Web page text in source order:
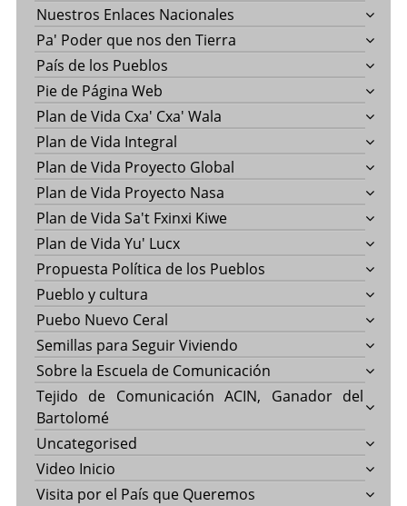
Nuestros Enlaces Nacionales
Pa' Poder que nos den Tierra
País de los Pueblos
Pie de Página Web
Plan de Vida Cxa' Cxa' Wala
Plan de Vida Integral
Plan de Vida Proyecto Global
Plan de Vida Proyecto Nasa
Plan de Vida Sa't Fxinxi Kiwe
Plan de Vida Yu' Lucx
Propuesta Política de los Pueblos
Pueblo y cultura
Puebo Nuevo Ceral
Semillas para Seguir Viviendo
Sobre la Escuela de Comunicación
Tejido de Comunicación ACIN, Ganador del
Bartolomé
Uncategorised
Video Inicio
Visita por el País que Queremos